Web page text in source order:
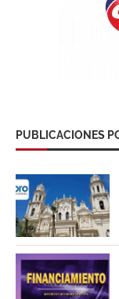
PUBLICACIONES